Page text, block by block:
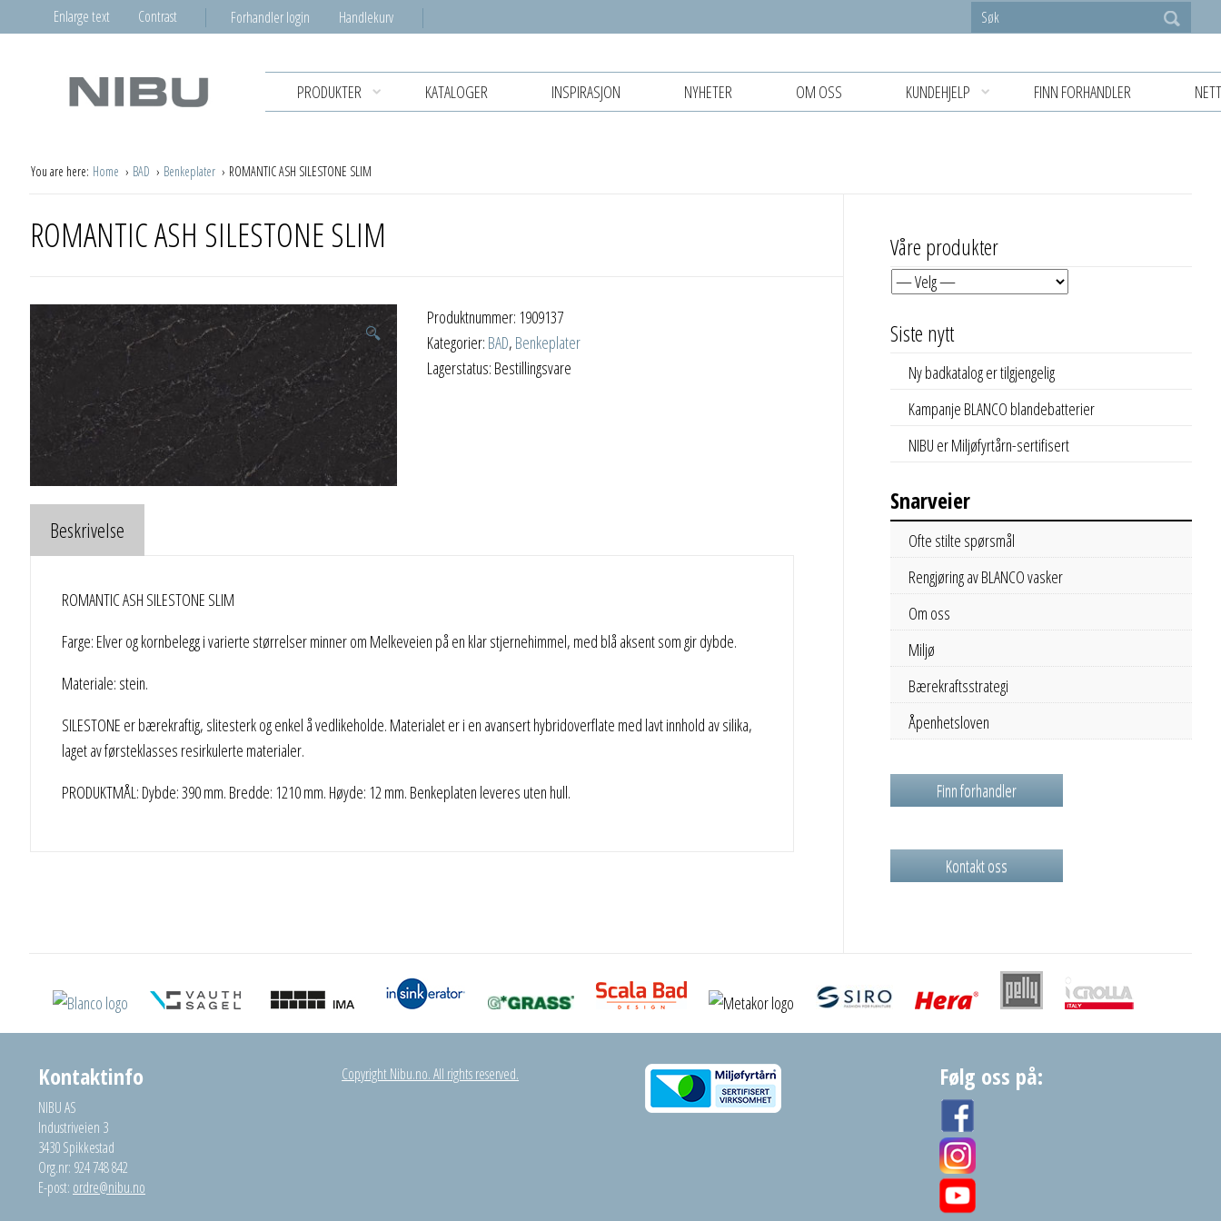
Enlarge text Contrast Forhandler login Handlekurv
PRODUKTER KATALOGER INSPIRASJON NYHETER OM OSS KUNDEHJELP FINN FORHANDLER
You are here: Home BAD Benkeplater ROMANTIC ASH SILESTONE SLIM
ROMANTIC ASH SILESTONE SLIM
🔍
Produktnummer: 1909137
Kategorier: BAD, Benkeplater
Lagerstatus: Bestillingsvare
Beskrivelse
ROMANTIC ASH SILESTONE SLIM
Farge: Elver og kornbelegg i varierte størrelser minner om Melkeveien på en klar stjernehimmel, med blå aksent som gir dybde.
Materiale: stein.
SILESTONE er bærekraftig, slitesterk og enkel å vedlikeholde. Materialet er i en avansert hybridoverflate med lavt innhold av silika,
laget av førsteklasses resirkulerte materialer.
PRODUKTMÅL: Dybde: 390 mm. Bredde: 1210 mm. Høyde: 12 mm. Benkeplaten leveres uten hull.
Våre produkter
Siste nytt
Ny badkatalog er tilgjengelig
Kampanje BLANCO blandebatterier
NIBU er Miljøfyrtårn-sertifisert
Snarveier
Ofte stilte spørsmål
Rengjøring av BLANCO vasker
Om oss
Miljø
Bærekraftsstrategi
Åpenhetsloven
Finn forhandler
Kontakt oss
Kontaktinfo
NIBU AS
Industriveien 3
3430 Spikkestad
Org.nr: 924 748 842
E-post: ordre@nibu.no
Copyright Nibu.no. All rights reserved. Følg oss på: